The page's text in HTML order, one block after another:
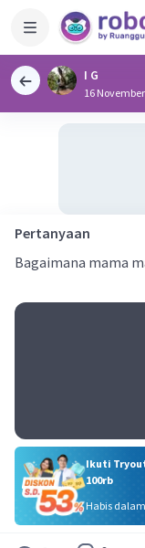
I G
16
Pertanyaan
Bagaimana mama
Ikuti
100rb
Habis dalam